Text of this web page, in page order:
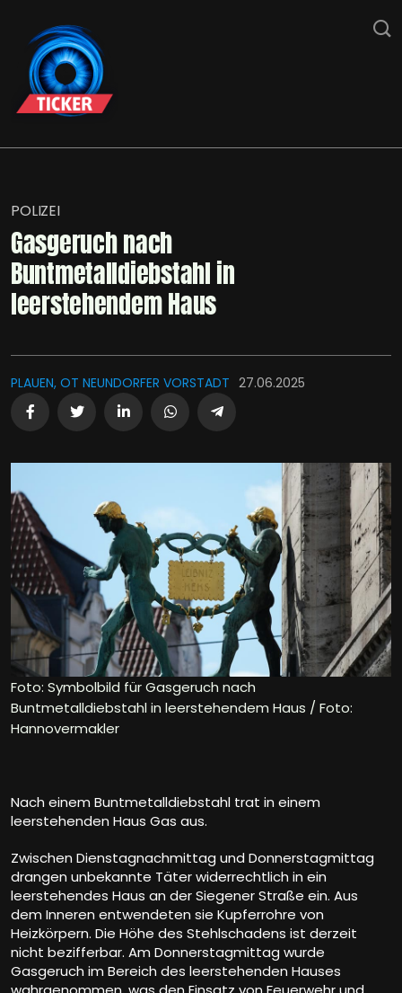
POLIZEI
Gasgeruch nach
Buntmetalldiebstahl in
leerstehendem Haus
PLAUEN, OT NEUNDORFER VORSTADT 27.06.2025
Foto: Symbolbild für Gasgeruch nach
Buntmetalldiebstahl in leerstehendem Haus / Foto:
Hannovermakler
Nach einem Buntmetalldiebstahl trat in einem
leerstehenden Haus Gas aus.
Zwischen Dienstagnachmittag und Donnerstagmittag
drangen unbekannte Täter widerrechtlich in ein
leerstehendes Haus an der Siegener Straße ein. Aus
dem Inneren entwendeten sie Kupferrohre von
Heizkörpern. Die Höhe des Stehlschadens ist derzeit
nicht bezifferbar. Am Donnerstagmittag wurde
Gasgeruch im Bereich des leerstehenden Hauses